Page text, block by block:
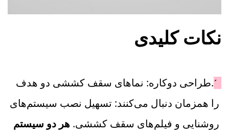
نکات کلیدی
1.
روشنایی و فیلم‌های سقف کششی.